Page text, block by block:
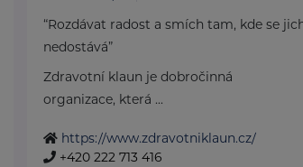
“Rozdávat radost a smích tam, kde se
nedostává”
Zdravotní klaun je dobročinná
organizace, která ...
https://www.zdravotniklaun.cz/
+420 222 713 416